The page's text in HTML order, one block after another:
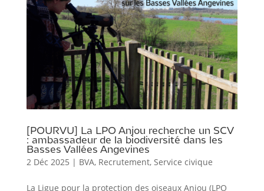
[POURVU] La LPO Anjou recherche un SCV
: ambassadeur de la biodiversité dans les
Basses Vallées Angevines
2 Déc 2025 | BVA, Recrutement, Service civique
La Ligue pour la protection des oiseaux Anjou (LPO